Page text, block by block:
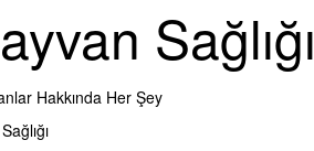
Sağlığı
Hakkında Her Şey